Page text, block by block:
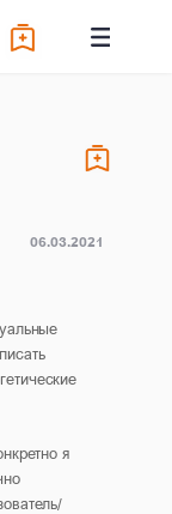
06.03.2021
я